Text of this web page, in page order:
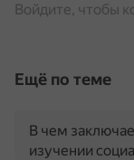
Войдите, чтобы
Ещё по теме
В чем
изучении